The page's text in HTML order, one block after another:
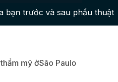
bạn trước và sau phẩu thuật
mỹ ởSão Paulo